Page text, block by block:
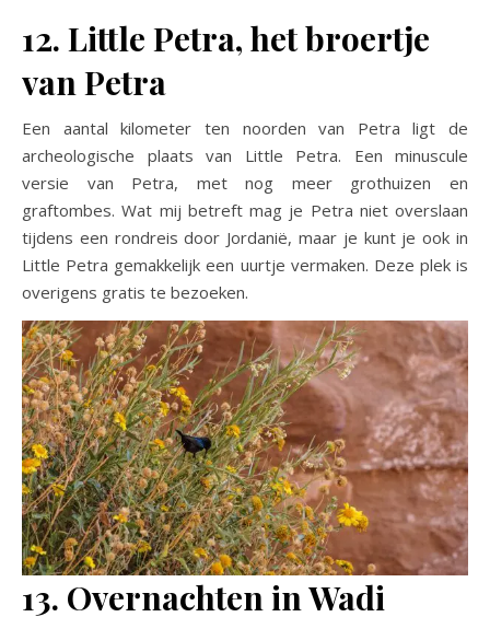
12. Little Petra, het broertje
van Petra
Een aantal kilometer ten noorden van Petra ligt de
archeologische plaats van Little Petra. Een minuscule
versie van Petra, met nog meer grothuizen en
graftombes. Wat mij betreft mag je Petra niet overslaan
tijdens een rondreis door Jordanië, maar je kunt je ook in
Little Petra gemakkelijk een uurtje vermaken. Deze plek is
overigens gratis te bezoeken.
13. Overnachten in Wadi